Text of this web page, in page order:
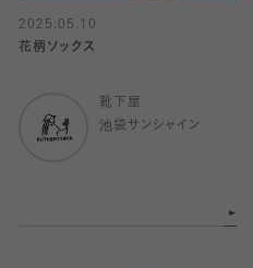
2025.05.10
花柄ソックス
靴下屋
池袋サンシャイン